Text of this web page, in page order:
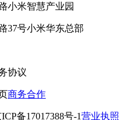
小米智慧产业园
37号小米华东总部
协议
商务合作
备17017388号-1营业执照